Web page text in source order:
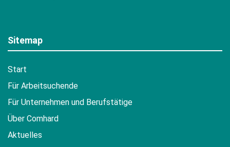
Sitemap
Start
Für Arbeitsuchende
Für Unternehmen und Berufstätige
Über Comhard
Aktuelles